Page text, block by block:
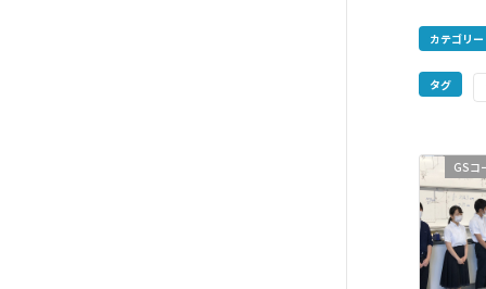
カテゴリー
タグ
GSコ